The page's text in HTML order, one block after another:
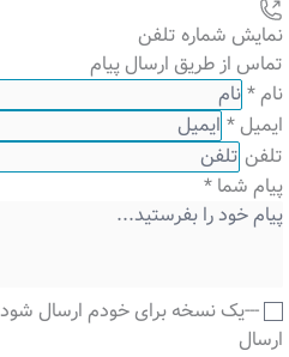
نمایش شماره تلفن
تماس از طریق ارسال پیام
نام*
ایمیل *
تلفن
پیام شما *
---یک نسخه برای خودم ارسال شود
ارسال